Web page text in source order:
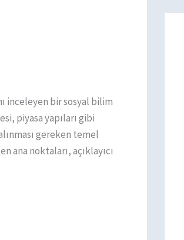
inceleyen bir sosyal bilim
piyasa yapıları gibi
gereken temel
ana noktaları, açıklayıcı